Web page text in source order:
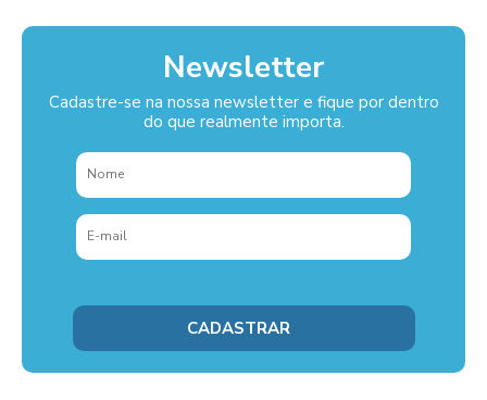
Newsletter
Cadastre-se na nossa newsletter e fique por dentro
do que realmente importa.